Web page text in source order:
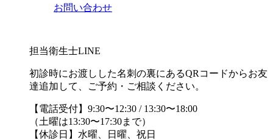
お問い合わせ
担当衛生士LINE
初診時にお渡しした名刺の裏にあるQRコードからお友
達追加して、ご予約・ご相談ください。
【電話受付】9:30〜12:30 / 13:30〜18:00
（土曜は13:30〜17:30まで）
【休診日】水曜、日曜、祝日